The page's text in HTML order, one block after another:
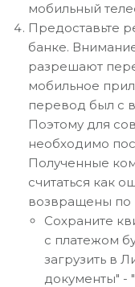
мобильный
Предоставьте
банке.
разрешают
мобильное
перевод был с
Поэтому для
необходимо
Полученные
считаться как
возвращены по
Сохраните
с платежом
загрузить в
документы" -